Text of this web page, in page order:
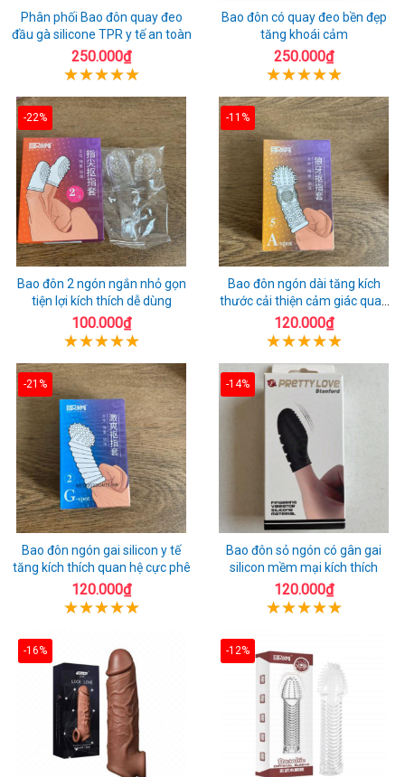
Phân phối Bao đôn quay đeo
đầu gà silicone TPR y tế an toàn
250.000₫
Bao đôn có quay đeo bền đẹp
tăng khoái cảm
250.000₫
-22%
Bao đôn 2 ngón ngắn nhỏ gọn
tiện lợi kích thích dễ dùng
100.000₫
-11%
Bao đôn ngón dài tăng kích
thước cải thiện cảm giác quan
hệ
120.000₫
-21%
Bao đôn ngón gai silicon y tế
tăng kích thích quan hệ cực phê
120.000₫
-14%
Bao đôn sỏ ngón có gân gai
silicon mềm mại kích thích
120.000₫
-16% -12%